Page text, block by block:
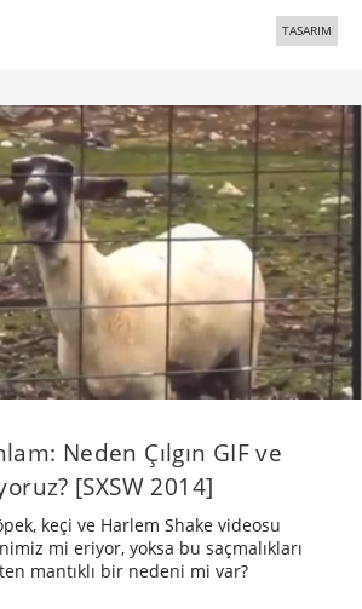
TASARIM
Neden Çılgın GIF ve
[SXSW 2014]
keçi ve Harlem Shake videosu
mi eriyor, yoksa bu saçmalıkları
mantıklı bir nedeni mi var?